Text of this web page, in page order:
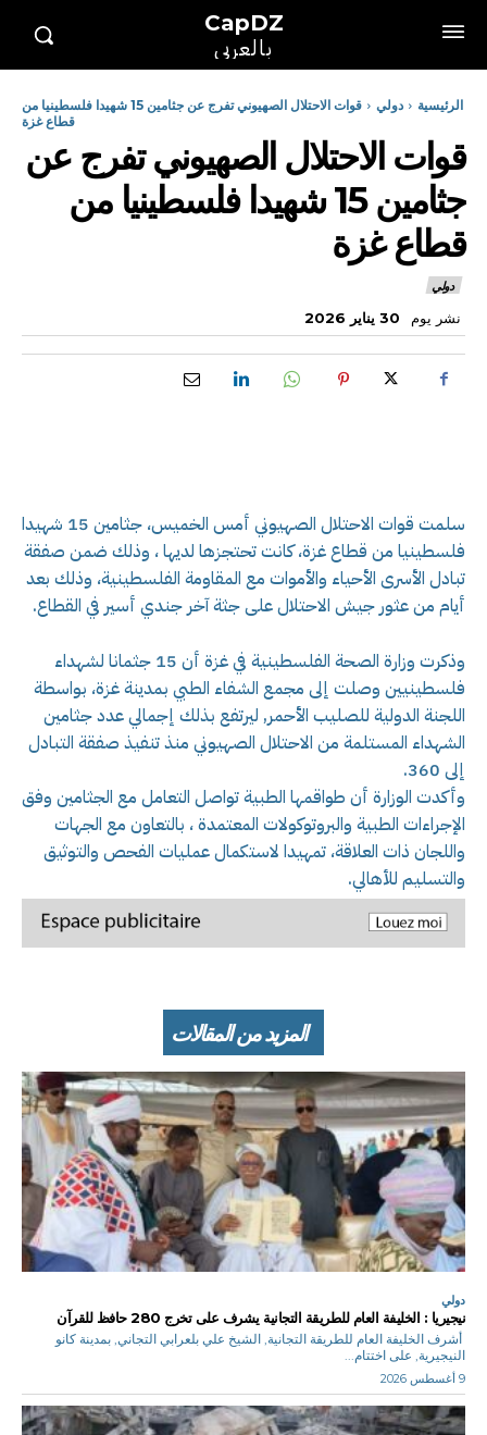
CapDZ
بالعربي
الرئيسية دولي
قوات الاحتلال الصهيوني تفرج عن جثامين 15 شهيدا فلسطينيا من
قطاع غزة
قوات الاحتلال الصهيوني تفرج عن
جثامين 15 شهيدا فلسطينيا من
قطاع غزة
دولي
نشر يوم 30 يناير 2026
سلمت قوات الاحتلال الصهيوني أمس الخميس، جثامين 15 شهيدا
فلسطينيا من قطاع غزة، كانت تحتجزها لديها ، وذلك ضمن صفقة
تبادل الأسرى الأحياء والأموات مع المقاومة الفلسطينية، وذلك بعد
أيام من عثور جيش الاحتلال على جثة آخر جندي أسير في القطاع.
وذكرت وزارة الصحة الفلسطينية في غزة أن 15 جثمانا لشهداء
فلسطينيين وصلت إلى مجمع الشفاء الطبي بمدينة غزة، بواسطة
اللجنة الدولية للصليب الأحمر, ليرتفع بذلك إجمالي عدد جثامين
الشهداء المستلمة من الاحتلال الصهيوني منذ تنفيذ صفقة التبادل
إلى 360.
وأكدت الوزارة أن طواقمها الطبية تواصل التعامل مع الجثامين وفق
الإجراءات الطبية والبروتوكولات المعتمدة ، بالتعاون مع الجهات
واللجان ذات العلاقة، تمهيدا لاستكمال عمليات الفحص والتوثيق
والتسليم للأهالي.
المزيد من المقالات
دولي
نيجيريا : الخليفة العام للطريقة التجانية يشرف على تخرج 280 حافظ للقرآن
أشرف الخليفة العام للطريقة التجانية, الشيخ علي بلعرابي التجاني, بمدينة كانو
النيجيرية, على اختتام...
9 أغسطس 2026